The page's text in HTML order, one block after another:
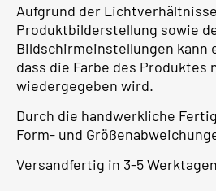
Aufgrund der
Produktbilderstellung sowie
Bildschirmeinstellungen kann
dass die Farbe des
wiedergegeben wird.
Durch die handwerkliche
Form- und
Versandfertig in 3-5